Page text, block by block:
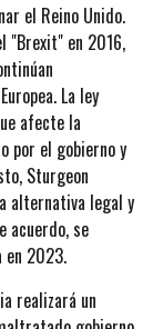
el Reino Unido.
"Brexit" en 2016,
La ley
afecte la
por el gobierno y
Sturgeon
alternativa legal y
acuerdo, se
en 2023.
realizará un